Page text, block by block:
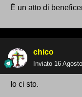
È un atto di
chico
Inviato 16
Io ci sto.